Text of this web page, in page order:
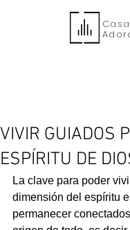
VIVIR GUIADOS
ESPÍRITU DE
La clave para poder
dimensión del espíritu
permanecer